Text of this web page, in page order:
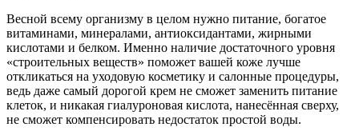
Весной всему организму в целом нужно питание, богатое
витаминами, минералами, антиоксидантами, жирными
кислотами и белком. Именно наличие достаточного уровня
«строительных веществ» поможет вашей коже лучше
откликаться на уходовую косметику и салонные процедуры,
ведь даже самый дорогой крем не сможет заменить питание
клеток, и никакая гиалуроновая кислота, нанесённая сверху,
не сможет компенсировать недостаток простой воды.